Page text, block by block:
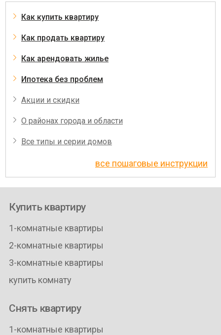
Как купить квартиру
Как продать квартиру
Как арендовать жилье
Ипотека без проблем
Акции и скидки
О районах города и области
Все типы и серии домов
все пошаговые инструкции
Купить квартиру
1-комнатные квартиры
2-комнатные квартиры
3-комнатные квартиры
купить комнату
Снять квартиру
1-комнатные квартиры